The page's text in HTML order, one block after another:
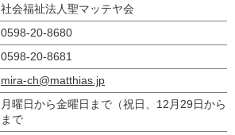
社会福祉法人聖マッテヤ会
0598-20-8680
0598-20-8681
mira-ch@matthias.jp
月曜日から金曜日まで（祝日、12月29日から
まで